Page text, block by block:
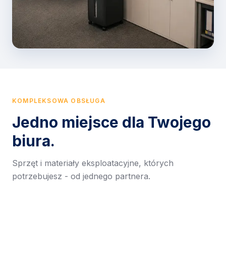
KOMPLEKSOWA OBSŁUGA
Jedno miejsce dla Twojego
biura.
Sprzęt i materiały eksploatacyjne, których
potrzebujesz - od jednego partnera.